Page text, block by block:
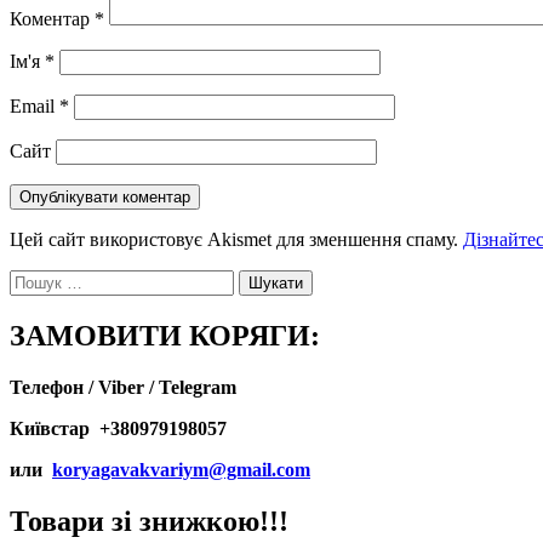
Коментар *
Ім'я *
Email *
Сайт
Цей сайт використовує Akismet для зменшення спаму.
Пошук:
ЗАМОВИТИ КОРЯГИ:
Телефон / Viber / Telegram
Київстар +380979198057
или koryagavakvariym@gmail.com
Товари зі знижкою!!!